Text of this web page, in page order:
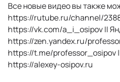
Все новые видео вы также
https://rutube.ru/channel/
https://vk.com/a_i_osipov ||
https://zen.yandex.ru/
https://t.me/professor_osipov
https://alexey-osipov.ru